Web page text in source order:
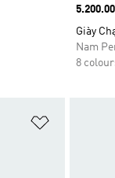
Price
Giày
Nam
8